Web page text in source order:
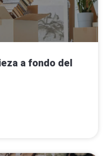
a fondo del